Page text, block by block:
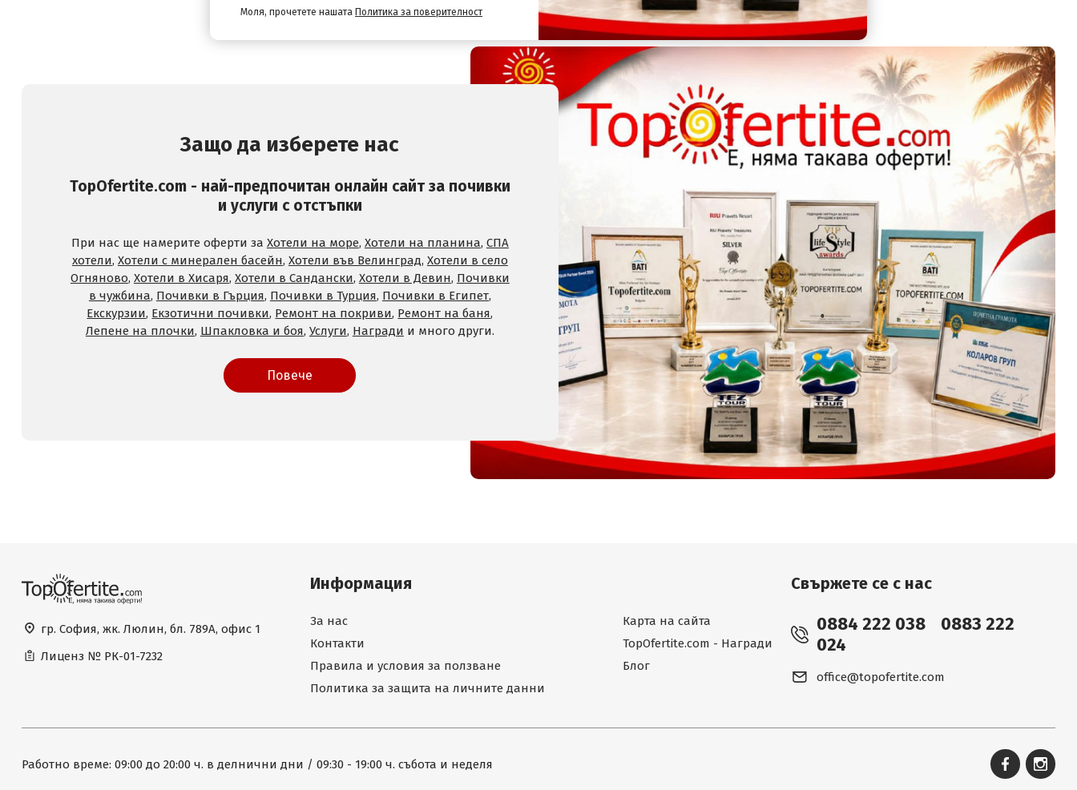
Защо да изберете нас
TopOfertite.com - най-предпочитан онлайн сайт за почивки
и услуги с отстъпки
При нас ще намерите оферти за Хотели на море, Хотели на планина, СПА
хотели, Хотели с минерален басейн, Хотели във Велинград, Хотели в село
Огняново, Хотели в Хисаря, Хотели в Сандански, Хотели в Девин, Почивки
в чужбина, Почивки в Гърция, Почивки в Турция, Почивки в Египет,
Екскурзии, Екзотични почивки, Ремонт на покриви, Ремонт на баня,
Лепене на плочки, Шпакловка и боя, Услуги, Награди и много други.
Повече
гр. София, жк. Люлин, бл. 789А, офис 1
Лиценз № РК-01-7232
Информация
За нас
Контакти
Правила и условия за ползване
Политика за защита на личните данни
Карта на сайта
TopOfertite.com - Награди
Блог
Свържете се с нас
0884 222 038
0883 222
024
office@topofertite.com
Работно време: 09:00 до 20:00 ч. в делнични дни / 09:30 - 19:00 ч. събота и неделя
Моля, прочетете нашата Политика за поверителност